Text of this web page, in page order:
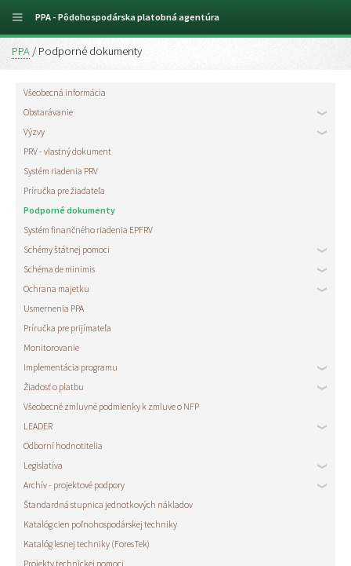
PPA / Podporné dokumenty
Všeobecná informácia
Obstarávanie
Výzvy
PRV - vlastný dokument
Systém riadenia PRV
Príručka pre žiadateľa
Podporné dokumenty
Systém finančného riadenia EPFRV
Schémy štátnej pomoci
Schéma de minimis
Ochrana majetku
Usmernenia PPA
Príručka pre prijímateľa
Monitorovanie
Implementácia programu
Žiadosť o platbu
Všeobecné zmluvné podmienky k zmluve o NFP
LEADER
Odborní hodnotitelia
Legislatíva
Archív - projektové podpory
Štandardná stupnica jednotkových nákladov
Katalóg cien poľnohospodárskej techniky
Katalóg lesnej techniky (ForesTek)
Projekty technickej pomoci
PPA - Pôdohospodárska platobná agentúra